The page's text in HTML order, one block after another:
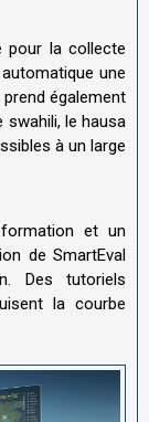
pour la collecte
une
également
swahili, le hausa
à un large
et un
de SmartEval
Des tutoriels
la courbe